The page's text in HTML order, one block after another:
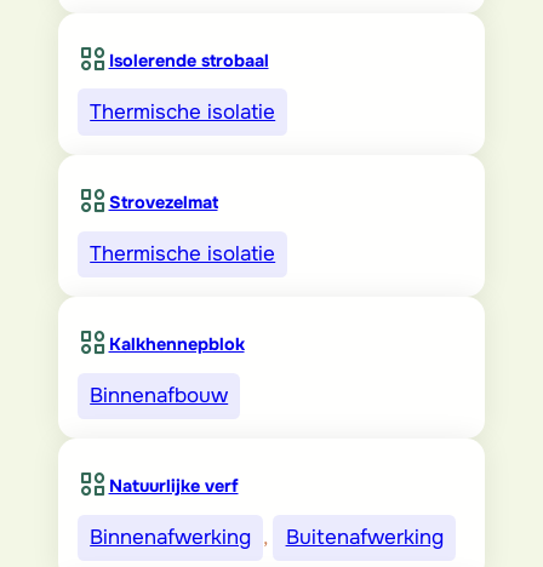
Isolerende strobaal
Thermische isolatie
Strovezelmat
Thermische isolatie
Kalkhennepblok
Binnenafbouw
Natuurlijke verf
Binnenafwerking , Buitenafwerking